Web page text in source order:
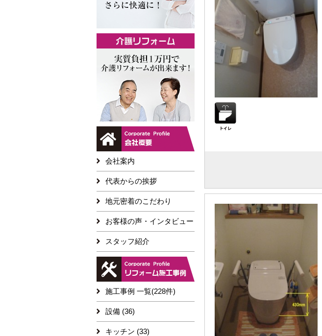
会社案内
代表からの挨拶
地元密着のこだわり
お客様の声・インタビュー
スタッフ紹介
施工事例 一覧(228件)
設備 (36)
キッチン (33)